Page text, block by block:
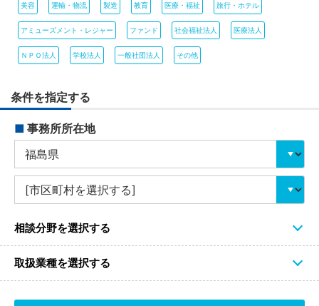
美容 運輸・物流 製造 教育 医療・福祉 旅行・ホテル
アミューズメント・レジャー ファンド 社会福祉法人 医療法人
ＮＰＯ法人 学校法人 一般社団法人 その他
条件を指定する
■ 事務所所在地
相談分野を選択する
取扱業種を選択する